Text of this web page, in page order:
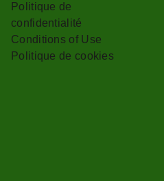
Politique de
confidentialité
Conditions of Use
Politique de cookies